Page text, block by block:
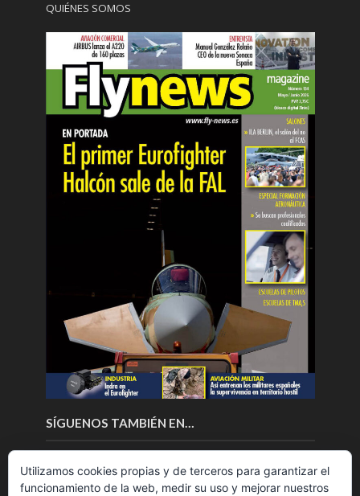
QUIÉNES SOMOS
SÍGUENOS TAMBIÉN EN…
Utilizamos cookies propias y de terceros para garantizar el
funcionamiento de la web, medir su uso y mejorar nuestros